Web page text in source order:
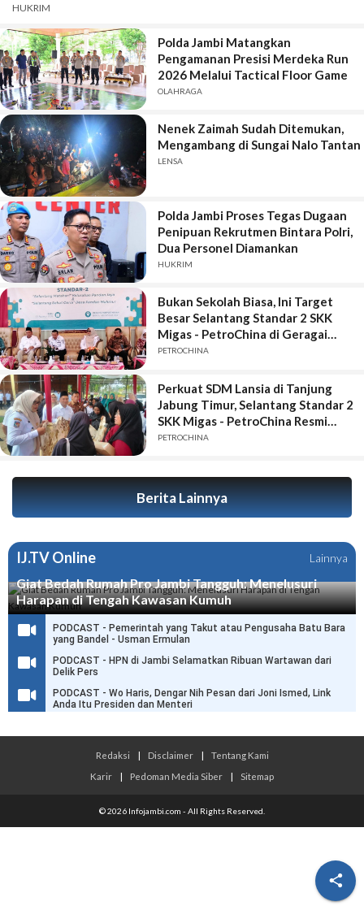

HUKRIM
Polda Jambi Matangkan
Pengamanan Presisi Merdeka Run
2026 Melalui Tactical Floor Game
OLAHRAGA
Nenek Zaimah Sudah Ditemukan,
Mengambang di Sungai Nalo Tantan
LENSA
Polda Jambi Proses Tegas Dugaan
Penipuan Rekrutmen Bintara Polri,
Dua Personel Diamankan
HUKRIM
Bukan Sekolah Biasa, Ini Target
Besar Selantang Standar 2 SKK
Migas - PetroChina di Geragai
Tanjung Jabung Timur
PETROCHINA
Perkuat SDM Lansia di Tanjung
Jabung Timur, Selantang Standar 2
SKK Migas - PetroChina Resmi
Bergulir di Geragai
PETROCHINA
Berita Lainnya
IJ.TV Online Lainnya
Giat Bedah Rumah Pro Jambi Tangguh: Menelusuri
Harapan di Tengah Kawasan Kumuh
PODCAST - Pemerintah yang Takut atau Pengusaha Batu Bara
yang Bandel - Usman Ermulan
PODCAST - HPN di Jambi Selamatkan Ribuan Wartawan dari
Delik Pers
PODCAST - Wo Haris, Dengar Nih Pesan dari Joni Ismed, Link
Anda Itu Presiden dan Menteri
Redaksi | Disclaimer |
Tentang Kami
Karir
| Pedoman Media Siber | Sitemap
© 2026 Infojambi.com - All Rights Reserved.